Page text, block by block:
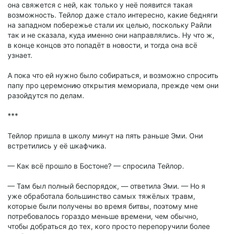
она свяжется с ней, как только у неё появится такая
возможность. Тейлор даже стало интересно, какие бедняги
на западном побережье стали их целью, поскольку Райли
так и не сказала, куда именно они направлялись. Ну что ж,
в конце концов это попадёт в новости, и тогда она всё
узнает.
А пока что ей нужно было собираться, и возможно спросить
папу про церемонию открытия мемориала, прежде чем они
разойдутся по делам.
***
Тейлор пришла в школу минут на пять раньше Эми. Они
встретились у её шкафчика.
— Как всё прошло в Бостоне? — спросила Тейлор.
— Там был полный беспорядок, — ответила Эми. — Но я
уже обработала большинство самых тяжёлых травм,
которые были получены во время битвы, поэтому мне
потребовалось гораздо меньше времени, чем обычно,
чтобы добраться до тех, кого просто перепоручили более